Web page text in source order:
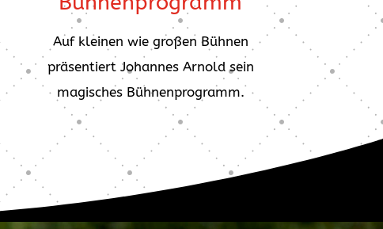
Auf kleinen wie großen Bühnen
präsentiert Johannes Arnold sein
magisches Bühnenprogramm.